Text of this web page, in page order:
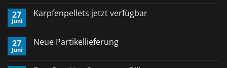
Zurück
Simon
T.
27
Juni
Karpfenpellets jetzt verfügbar
Karpfenpellets
27
Juni
Neue Partikellieferung